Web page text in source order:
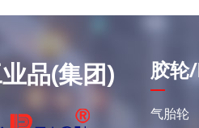
品(集团) 胶轮
气胎轮